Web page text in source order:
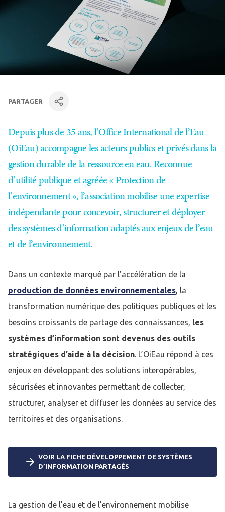
PARTAGER
Depuis plus de 35 ans, l’Office International de l’Eau
(OiEau) accompagne les acteurs publics et privés dans la
gestion durable de la ressource en eau. Reconnue
d’utilité publique et agréée « Protection de
l’environnement », l’association mobilise une expertise
indépendante pour concevoir, structurer et déployer
des systèmes d’information adaptés aux enjeux de l’eau
et de l’environnement.
Dans un contexte marqué par l’accélération de la
production de données environnementales, la
transformation numérique des politiques publiques et les
besoins croissants de partage des connaissances, les
systèmes d’information sont devenus des outils
stratégiques d’aide à la décision. L’OiEau répond à ces
enjeux en développant des solutions interopérables,
sécurisées et innovantes permettant de collecter,
structurer, analyser et diffuser les données au service des
territoires et des organisations.
VOIR LA FICHE DÉVELOPPEMENT DE SYSTÈMES
D’INFORMATION PARTAGÉS
La gestion de l’eau et de l’environnement mobilise